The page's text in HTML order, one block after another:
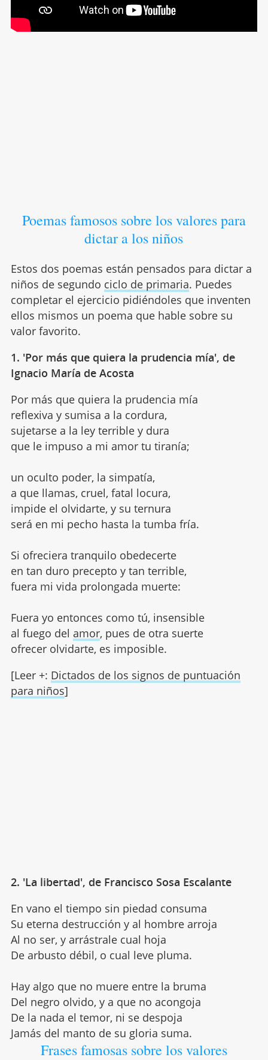
Poemas famosos sobre los valores para
dictar a los niños
Estos dos poemas están pensados para dictar a
niños de segundo ciclo de primaria. Puedes
completar el ejercicio pidiéndoles que inventen
ellos mismos un poema que hable sobre su
valor favorito.
1. 'Por más que quiera la prudencia mía', de
Ignacio María de Acosta
Por más que quiera la prudencia mía
reflexiva y sumisa a la cordura,
sujetarse a la ley terrible y dura
que le impuso a mi amor tu tiranía;
un oculto poder, la simpatía,
a que llamas, cruel, fatal locura,
impide el olvidarte, y su ternura
será en mi pecho hasta la tumba fría.
Si ofreciera tranquilo obedecerte
en tan duro precepto y tan terrible,
fuera mi vida prolongada muerte:
Fuera yo entonces como tú, insensible
al fuego del amor, pues de otra suerte
ofrecer olvidarte, es imposible.
[Leer +: Dictados de los signos de puntuación
para niños]
2. 'La libertad', de Francisco Sosa Escalante
En vano el tiempo sin piedad consuma
Su eterna destrucción y al hombre arroja
Al no ser, y arrástrale cual hoja
De arbusto débil, o cual leve pluma.
Hay algo que no muere entre la bruma
Del negro olvido, y a que no acongoja
De la nada el temor, ni se despoja
Jamás del manto de su gloria suma.
Frases famosas sobre los valores